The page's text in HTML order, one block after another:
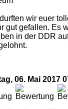
wir euer
gut gefallen. Es
in der DDR
06. Mai 2017